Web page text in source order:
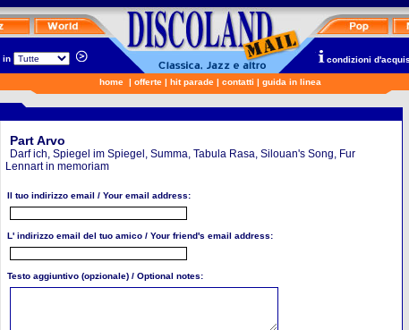
in condizioni
home | offerte | hit parade | contatti | guida in linea
Part Arvo
Darf ich, Spiegel im Spiegel, Summa, Tabula Rasa, Silouan's Song, Fur
Lennart in memoriam
Il tuo indirizzo email / Your email address:
L' indirizzo email del tuo amico / Your friend's email address:
Testo aggiuntivo (opzionale) / Optional notes: